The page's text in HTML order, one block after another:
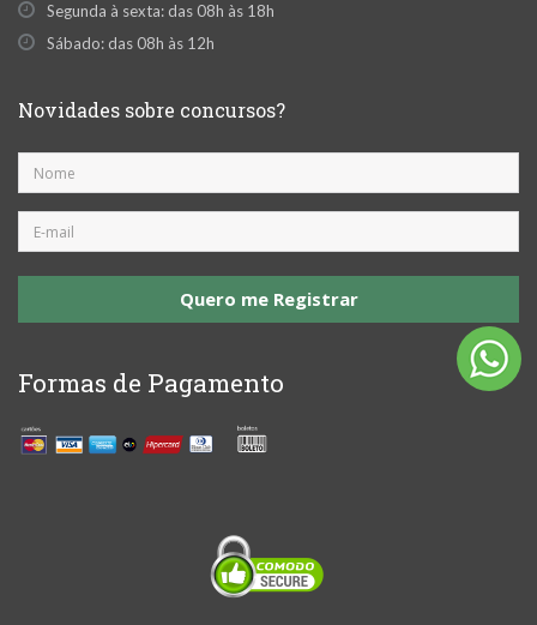
Segunda à sexta: das 08h às 18h
Sábado: das 08h às 12h
Novidades sobre concursos?
Quero me Registrar
Formas de Pagamento